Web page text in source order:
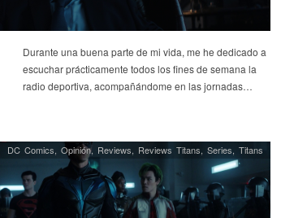
Durante una buena parte de mi vida, me he dedicado a
escuchar prácticamente todos los fines de semana la
radio deportiva, acompañándome en las jornadas…
DC Comics,Opinión, Reviews, Reviews Titans,Series,Titans